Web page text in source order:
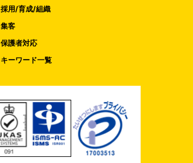
採用/育成/組織
集客
保護者対応
キーワード一覧